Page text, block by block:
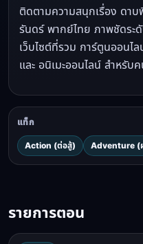
ติดตามความสนุกเรื่อง ดา
รันดร์ พากย์ไทย ภาพชัดระ
เว็บไซต์ที่รวม การ์ตูนออนไ
และ อนิเมะออนไลน์ สำหรับ
แท็ก
Action (ต่อสู้) Adventure
รายการตอน